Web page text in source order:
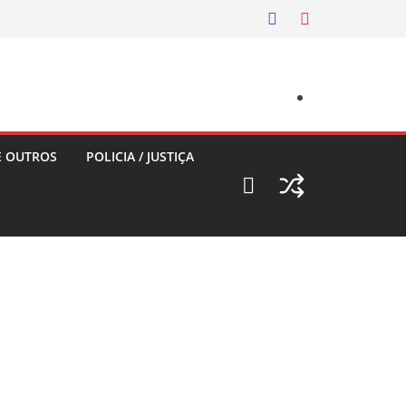
OUTROS POLICIA / JUSTIÇA